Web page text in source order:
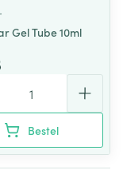
Gel Tube 10ml
Bestel